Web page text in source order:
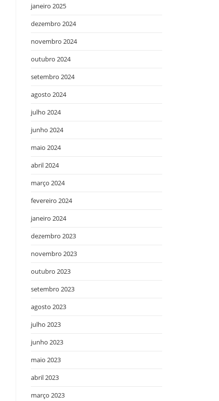
janeiro 2025
dezembro 2024
novembro 2024
outubro 2024
setembro 2024
agosto 2024
julho 2024
junho 2024
maio 2024
abril 2024
março 2024
fevereiro 2024
janeiro 2024
dezembro 2023
novembro 2023
outubro 2023
setembro 2023
agosto 2023
julho 2023
junho 2023
maio 2023
abril 2023
março 2023